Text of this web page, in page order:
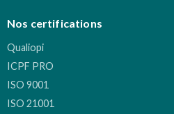
Nos certifications
Qualiopi
ICPF PRO
ISO 9001
ISO 21001